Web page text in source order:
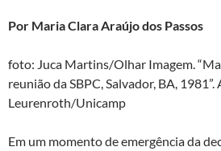
Por Maria Clara Araújo dos Passos
foto: Juca Martins/Olhar Imagem.
reunião da SBPC, Salvador, BA,
Leurenroth/Unicamp
Em um momento de emergência da